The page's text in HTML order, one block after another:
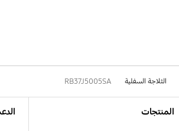
الثلاجة السفلية RB37J5005SA
المنتجات